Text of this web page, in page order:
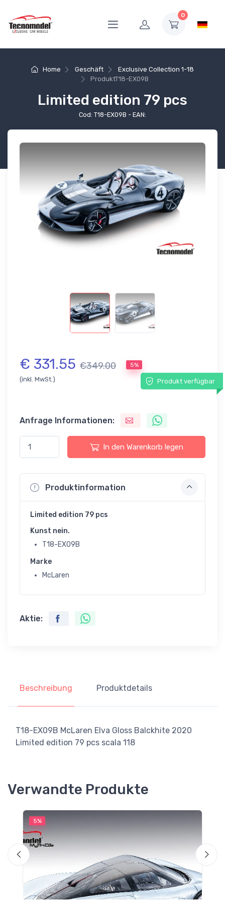
0
Home Geschäft
Exclusive Collection 1-18
ProduktT18-EX09B
Limited edition 79 pcs
Cod: T18-EX09B - EAN:
€ 331.55 €349.00 5%
(inkl. MwSt.) Produkt verfügbar
Anfrage Informationen:
In den Warenkorb legen
Produktinformation
Limited edition 79 pcs
Kunst nein.
T18-EX09B
Marke
McLaren
Aktie:
Beschreibung Produktdetails
T18-EX09B McLaren Elva Gloss Balckhite 2020
Limited edition 79 pcs scala 118
Verwandte Produkte
5%